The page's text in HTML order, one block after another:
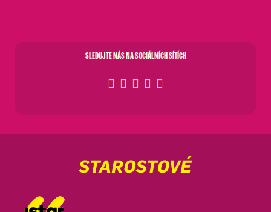
SLEDUJTE NÁS NA SOCIÁLNÍCH SÍTÍCH